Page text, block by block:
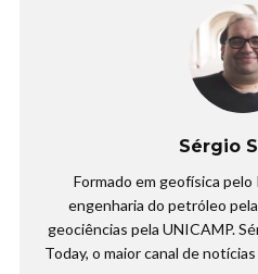
Sérgio
Formado em geofísica pelo
engenharia do petróleo
geociências pela UNICAMP.
Today, o maior canal de